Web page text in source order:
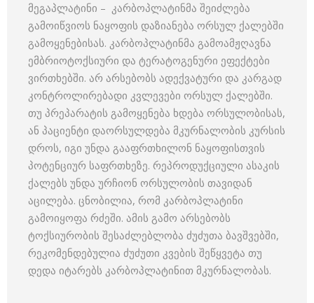
მეგაპლატინი – კარბოპლატინმა შეიძლება
გამოიწვიოს ნაყოფის დაზიანება ორსულ ქალებში
გამოყენებისას. კარბოპლატინმა გამოამჟღავნა
ემბრიოტოქსიური და ტერატოგენური ეფექტები
ვირთხებში. არ არსებობს ადექვატური და კარგად
კონტროლირებადი კვლევები ორსულ ქალებში.
თუ პრეპარატის გამოყენება ხდება ორსულობისას,
ან პაციენტი დაორსულდება მკურნალობის კურსის
დროს, იგი უნდა გააფრთხილონ ნაყოფისთვის
პოტენციურ საფრთხეზე. რეპროდუქციული ასაკის
ქალებს უნდა ურჩიონ ორსულობის თავიდან
აცილება. ცნობილია, რომ კარბოპლატინი
გამოიყოფა რძეში. ამის გამო არსებობს
ტოქსიურობის შესაძლებლობა ძუძუთა ბავშვებში,
რეკომენდებულია ძუძუთი კვების შეწყვეტა თუ
დედა იტარებს კარბოპლატინით მკურნალობას.